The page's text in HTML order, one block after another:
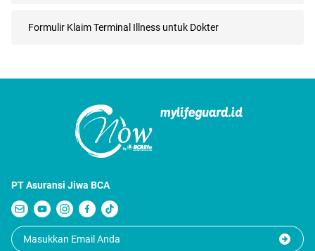
Formulir Klaim Terminal Illness untuk Dokter
PT Asuransi Jiwa BCA